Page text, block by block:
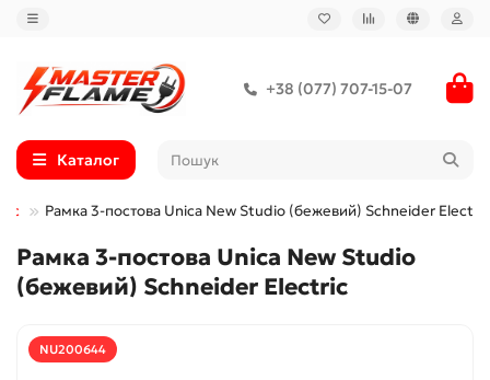
+38 (077) 707-15-07
Каталог
Рамка 3-постова Unica New Studio (бежевий) Schneider Electric
Рамка 3-постова Unica New Studio
(бежевий) Schneider Electric
NU200644